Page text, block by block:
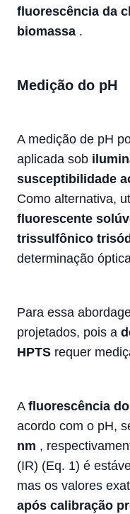
fluorescência da
biomassa .
Medição do pH
A medição de pH
aplicada sob
susceptibilidade
Como alternativa,
fluorescente
trissulfônico
determinação óptica
Para essa
projetados, pois a
HPTS requer
A fluorescência do
acordo com o pH,
nm ,
(IR) (Eq. 1) é
mas os valores
após calibração